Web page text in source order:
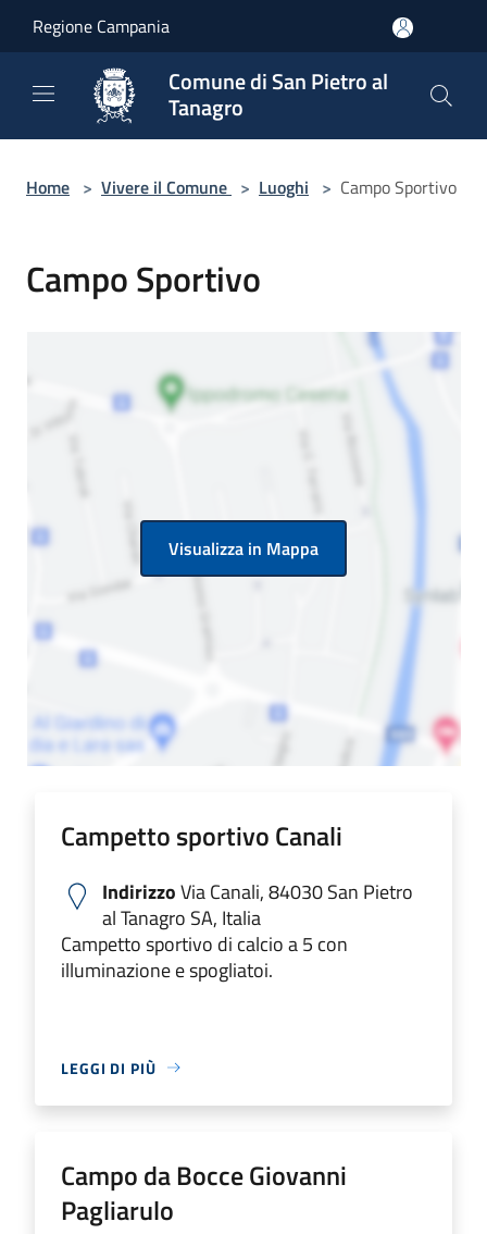
Regione Campania
Comune di San Pietro al
Tanagro
Home > Vivere il Comune > Luoghi > Campo Sportivo
Campo Sportivo
Visualizza in Mappa
Campetto sportivo Canali
IndirizzoVia Canali, 84030 San Pietro
al Tanagro SA, Italia
Campetto sportivo di calcio a 5 con
illuminazione e spogliatoi.
LEGGI DI PIÙ
Campo da Bocce Giovanni
Pagliarulo